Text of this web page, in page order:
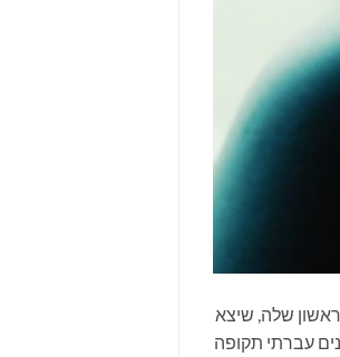
שלה, שיצא
עברתי תקופה